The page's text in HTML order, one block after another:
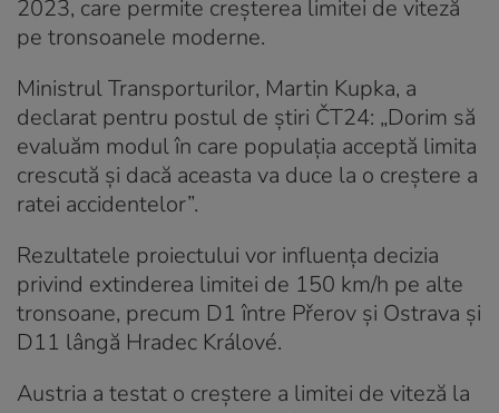
2023, care permite creșterea limitei de viteză
pe tronsoanele moderne.
Ministrul Transporturilor, Martin Kupka, a
declarat pentru postul de știri ČT24: „Dorim să
evaluăm modul în care populația acceptă limita
crescută și dacă aceasta va duce la o creștere a
ratei accidentelor”.
Rezultatele proiectului vor influența decizia
privind extinderea limitei de 150 km/h pe alte
tronsoane, precum D1 între Přerov și Ostrava și
D11 lângă Hradec Králové.
Austria a testat o creștere a limitei de viteză la